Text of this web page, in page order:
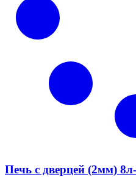
Печь с дверцей (2мм)